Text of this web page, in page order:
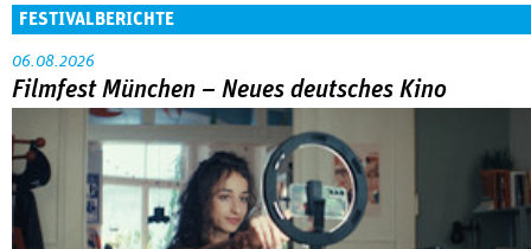
FESTIVALBERICHTE
06.08.2026
Filmfest München – Neues deutsches Kino